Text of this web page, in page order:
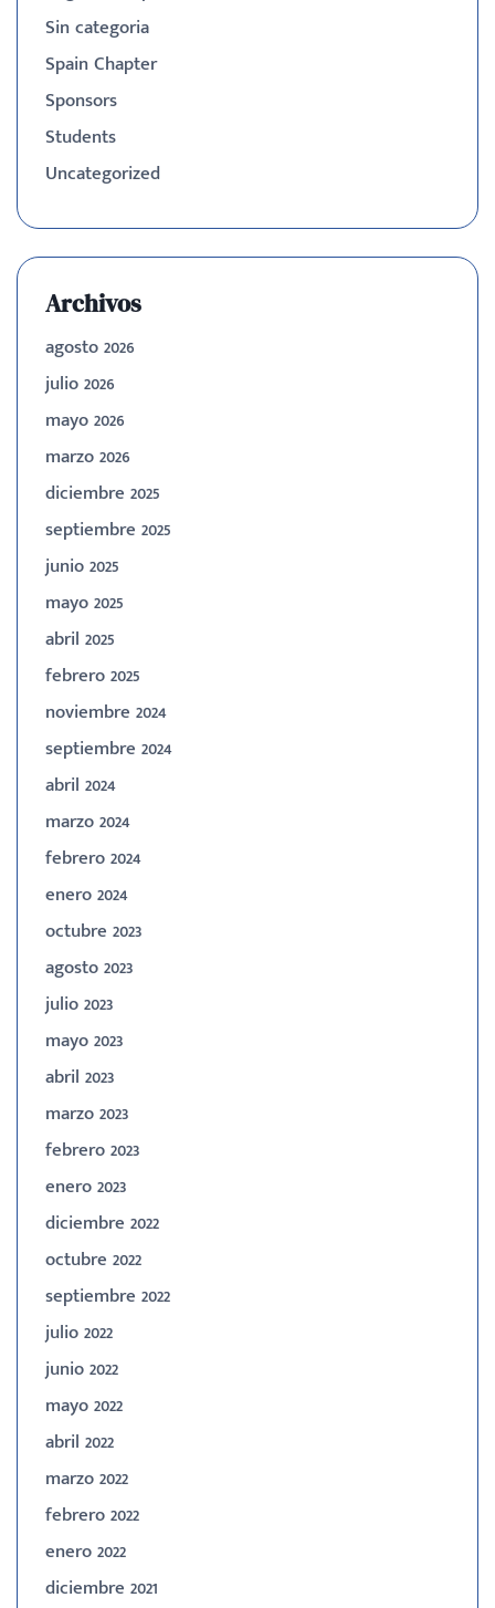
Sin categoria
Spain Chapter
Sponsors
Students
Uncategorized
Archivos
agosto 2026
julio 2026
mayo 2026
marzo 2026
diciembre 2025
septiembre 2025
junio 2025
mayo 2025
abril 2025
febrero 2025
noviembre 2024
septiembre 2024
abril 2024
marzo 2024
febrero 2024
enero 2024
octubre 2023
agosto 2023
julio 2023
mayo 2023
abril 2023
marzo 2023
febrero 2023
enero 2023
diciembre 2022
octubre 2022
septiembre 2022
julio 2022
junio 2022
mayo 2022
abril 2022
marzo 2022
febrero 2022
enero 2022
diciembre 2021